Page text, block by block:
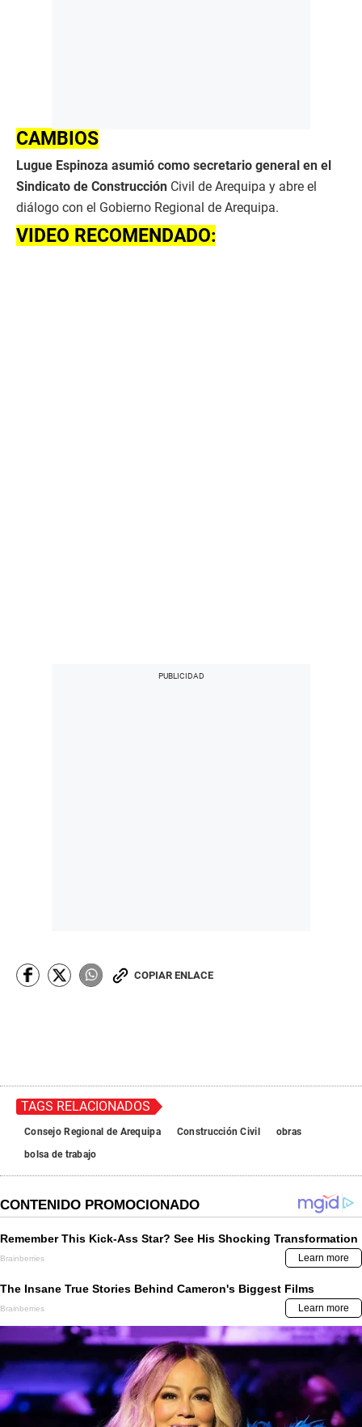
CAMBIOS
Lugue Espinoza asumió como secretario general en el
Sindicato de Construcción Civil de Arequipa y abre el
diálogo con el Gobierno Regional de Arequipa.
VIDEO RECOMENDADO:
COPIAR ENLACE
TAGS RELACIONADOS
Consejo Regional de Arequipa Construcción Civil
obras
bolsa de trabajo